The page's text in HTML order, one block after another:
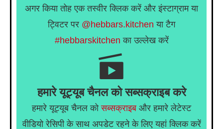
अगर किया तोह एक तस्वीर क्लिक करें और इंस्टाग्राम या
ट्विटर पर @hebbars.kitchen या टैग
#hebbarskitchen का उल्लेख करें
हमारे यूट्यूब चैनल को सब्सक्राइब करे
हमारे यूट्यूब चैनल कोसब्सक्राइब और हमारे लेटेस्ट
वीडियो रेसिपी के साथ अपडेट रहने के लिए यहां क्लिक करें